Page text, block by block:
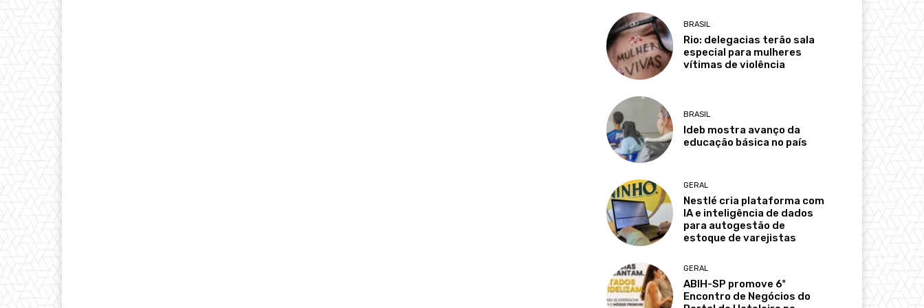
BRASIL
Rio: delegacias terão sala
especial para mulheres
vítimas de violência
BRASIL
Ideb mostra avanço da
educação básica no país
GERAL
Nestlé cria plataforma com
IA e inteligência de dados
para autogestão de
estoque de varejistas
GERAL
ABIH-SP promove 6º
Encontro de Negócios do